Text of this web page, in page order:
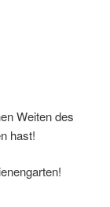
Weiten des
hast!